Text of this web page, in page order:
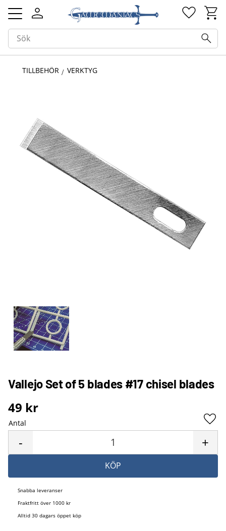
Meny
TILLBEHÖR VERKTYG
Vallejo Set of 5 blades #17 chisel blades
49 kr
Antal
+
-
KÖP
Snabba leveranser
Fraktfritt över 1000 kr
Alltid 30 dagars öppet köp